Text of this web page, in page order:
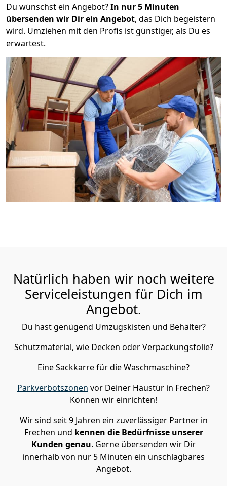
Du wünschst ein Angebot?In nur 5 Minuten
übersenden wir Dir ein Angebot, das Dich begeistern
wird. Umziehen mit den Profis ist günstiger, als Du es
erwartest.
Natürlich haben wir noch weitere
Serviceleistungen für Dich im
Angebot.
Du hast genügend Umzugskisten und Behälter?
Schutzmaterial, wie Decken oder Verpackungsfolie?
Eine Sackkarre für die Waschmaschine?
Parkverbotszonen vor Deiner Haustür in Frechen?
Können wir einrichten!
Wir sind seit 9 Jahren ein zuverlässiger Partner in
Frechen und kennen die Bedürfnisse unserer
Kunden genau. Gerne übersenden wir Dir
innerhalb von nur 5 Minuten ein unschlagbares
Angebot.